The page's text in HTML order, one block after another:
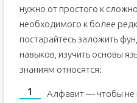
нужно от простого к
необходимого к более
постарайтесь заложить
навыков, изучить основы
знаниям относятся:
Алфавит — чтобы не